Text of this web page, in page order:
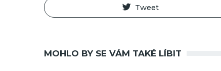
Tweet
MOHLO BY SE VÁM TAKÉ LÍBIT